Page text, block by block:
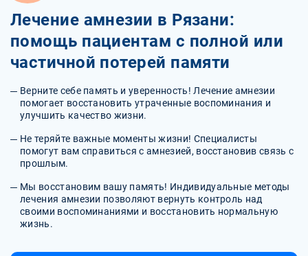
Лечение амнезии в Рязани:
помощь пациентам с полной или
частичной потерей памяти
Верните себе память и уверенность! Лечение амнезии
помогает восстановить утраченные воспоминания и
улучшить качество жизни.
Не теряйте важные моменты жизни! Специалисты
помогут вам справиться с амнезией, восстановив связь с
прошлым.
Мы восстановим вашу память! Индивидуальные методы
лечения амнезии позволяют вернуть контроль над
своими воспоминаниями и восстановить нормальную
жизнь.